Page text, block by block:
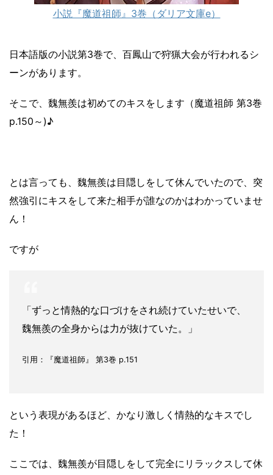
小説『魔道祖師』3巻（ダリア文庫e）
日本語版の小説第3巻で、百鳳山で狩猟大会が行われるシ
ーンがあります。
そこで、魏無羨は初めてのキスをします（魔道祖師 第3巻
p.150～)♪
とは言っても、魏無羨は目隠しをして休んでいたので、突
然強引にキスをして来た相手が誰なのかはわかっていませ
ん！
ですが
「ずっと情熱的な口づけをされ続けていたせいで、
魏無羨の全身からは力が抜けていた。」
引用：『魔道祖師』 第3巻 p.151
という表現があるほど、かなり激しく情熱的なキスでし
た！
ここでは、魏無羨が目隠しをして完全にリラックスして休